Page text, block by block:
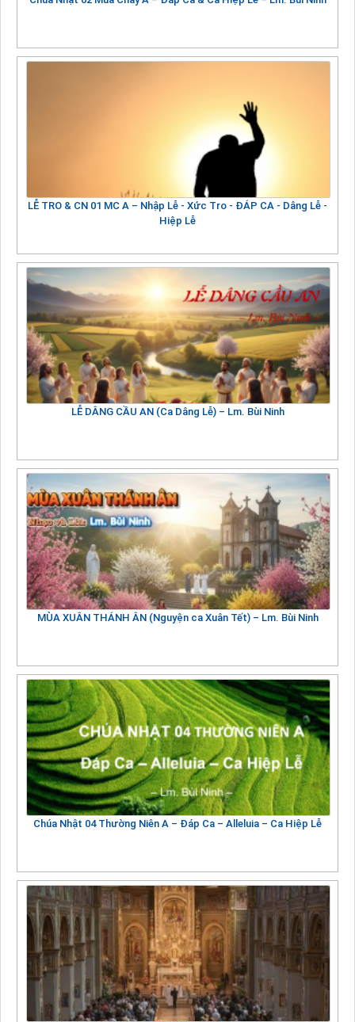
LỄ TRO & CN 01 MC A – Nhập Lễ - Xức Tro - ĐÁP CA - Dâng Lễ -
Hiệp Lễ
LỄ DÂNG CẦU AN (Ca Dâng Lễ) – Lm. Bùi Ninh
MÙA XUÂN THÁNH ÂN (Nguyện ca Xuân Tết) – Lm. Bùi Ninh
Chúa Nhật 04 Thường Niên A – Đáp Ca – Alleluia – Ca Hiệp Lễ